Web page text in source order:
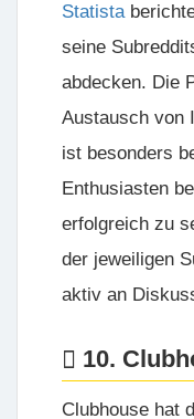
Statista
seine
abdecken. Die
Austausch von
ist besonders
Enthusiasten
erfolgreich zu
der jeweiligen
aktiv an
10.
Clubhouse hat